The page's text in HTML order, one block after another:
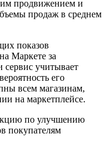
продвижением и
продаж в среднем
показов
Маркете за
сервис учитывает
его
всем магазинам,
на маркетплейсе.
по улучшению
покупателям